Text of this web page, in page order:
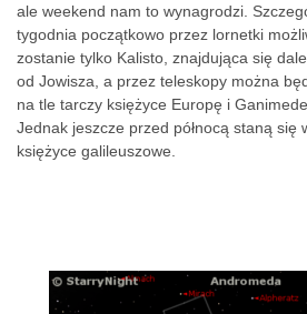
ale weekend nam to wynagrodzi.
tygodnia początkowo przez lornetki
zostanie tylko Kalisto, znajdująca się
od Jowisza, a przez teleskopy można
na tle tarczy księżyce Europę i
Jednak jeszcze przed północą staną się
księżyce galileuszowe.